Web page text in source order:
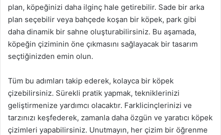
plan, köpeğinizi daha ilginç hale getirebilir. Sade bir arka
plan seçebilir veya bahçede koşan bir köpek, park gibi
daha dinamik bir sahne oluşturabilirsiniz. Bu aşamada,
köpeğin çiziminin öne çıkmasını sağlayacak bir tasarım
seçtiğinizden emin olun.
Tüm bu adımları takip ederek, kolayca bir köpek
çizebilirsiniz. Sürekli pratik yapmak, tekniklerinizi
geliştirmenize yardımcı olacaktır. Farklicinçlerinizi ve
tarzınızı keşfederek, zamanla daha özgün ve yaratıcı köpek
çizimleri yapabilirsiniz. Unutmayın, her çizim bir öğrenme